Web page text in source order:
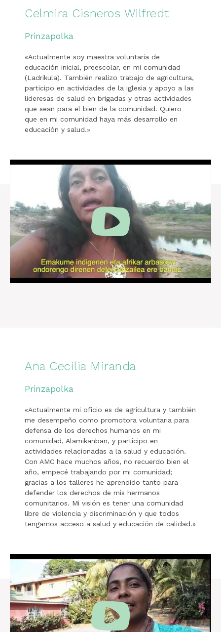
Celmira Cisneros Wilfredt
Prinzapolka
«Actualmente soy maestra voluntaria de
educación inicial, preescolar, en mi comunidad
(Ladrikula). También realizo trabajo de agricultura,
participo en actividades de la iglesia y apoyo a las
lideresas de salud en brigadas y otras actividades
que sean para el bien de la comunidad. Quiero
que en mi comunidad haya más desarrollo en
educación y salud.»
Ana Cecilia Miranda
Prinzapolka
«Actualmente mi oficio es de agricultura y también
me desempeño como promotora voluntaria para
defensa de los derechos humanos en mi
comunidad, Alamikanban, y participo en
actividades relacionadas a la salud y educación.
Con AMC hace muchos años, no recuerdo bien el
año, empecé trabajando por mi comunidad;
gracias a los talleres he aprendido tanto para
defender los derechos de mis hermanos
comunitarios. Mi visión es tener una comunidad
libre de violencia y discriminación y que todos
tengamos acceso a salud y educación de calidad.»